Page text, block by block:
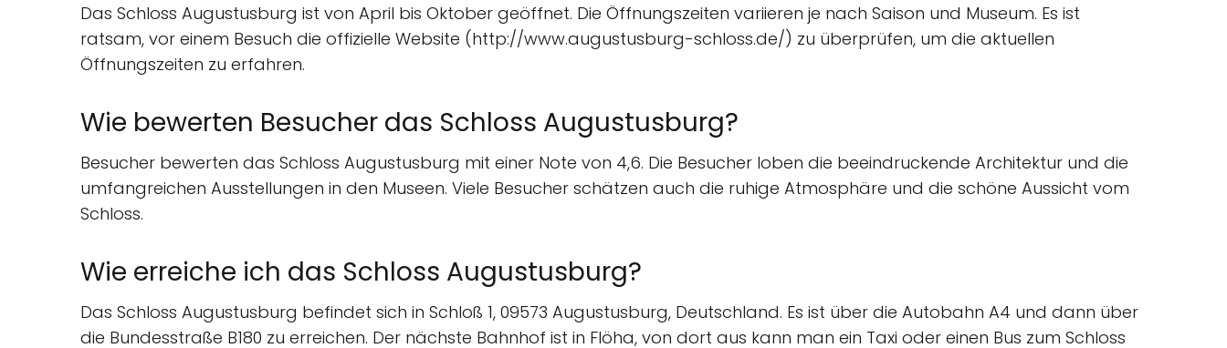
Das Schloss Augustusburg ist von April bis Oktober geöffnet. Die Öffnungszeiten variieren je nach Saison und Museum. Es ist
ratsam, vor einem Besuch die offizielle Website (http://www.augustusburg-schloss.de/) zu überprüfen, um die aktuellen
Öffnungszeiten zu erfahren.
Wie bewerten Besucher das Schloss Augustusburg?
Besucher bewerten das Schloss Augustusburg mit einer Note von 4,6. Die Besucher loben die beeindruckende Architektur und die
umfangreichen Ausstellungen in den Museen. Viele Besucher schätzen auch die ruhige Atmosphäre und die schöne Aussicht vom
Schloss.
Wie erreiche ich das Schloss Augustusburg?
Das Schloss Augustusburg befindet sich in Schloß 1, 09573 Augustusburg, Deutschland. Es ist über die Autobahn A4 und dann über
die Bundesstraße B180 zu erreichen. Der nächste Bahnhof ist in Flöha, von dort aus kann man ein Taxi oder einen Bus zum Schloss